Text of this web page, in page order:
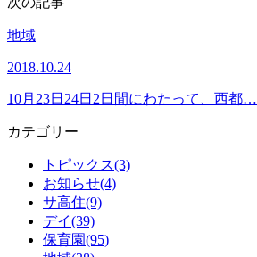
地域
2018.10.24
10月23日24日2日間にわたって、西都…
カテゴリー
トピックス(3)
お知らせ(4)
サ高住(9)
デイ(39)
保育園(95)